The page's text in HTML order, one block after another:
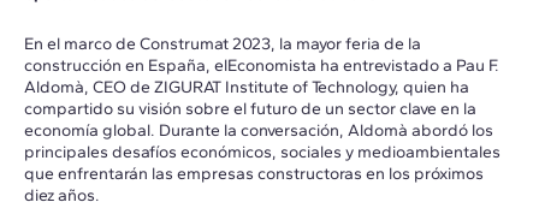
En el marco de Construmat 2023, la mayor feria de la
construcción en España, elEconomista ha entrevistado a Pau F.
Aldomà, CEO de ZIGURAT Institute of Technology, quien ha
compartido su visión sobre el futuro de un sector clave en la
economía global. Durante la conversación, Aldomà abordó los
principales desafíos económicos, sociales y medioambientales
que enfrentarán las empresas constructoras en los próximos
diez años.